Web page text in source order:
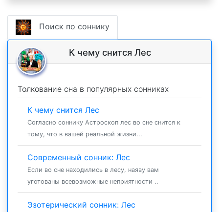
Поиск по соннику
К чему снится Лес
Толкование сна в популярных сонниках
К чему снится Лес
Согласно соннику Астроскоп лес во сне снится к
тому, что в вашей реальной жизни...
Современный сонник: Лес
Если во сне находились в лесу, наяву вам
уготованы всевозможные неприятности ..
Эзотерический сонник: Лес